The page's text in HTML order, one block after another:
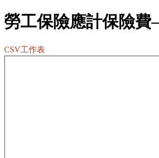
勞工保險應計保險
CSV工作表